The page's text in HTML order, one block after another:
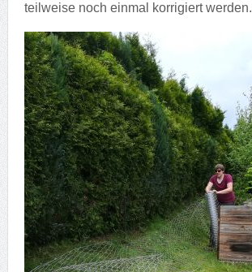
teilweise noch einmal korrigiert werden.